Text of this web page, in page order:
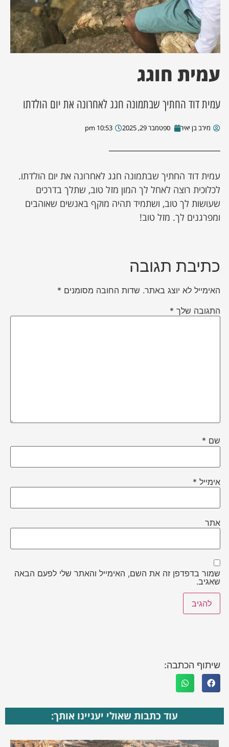
מסע מלחמה
השבוע
מקומית
עסקים
עמית חוגג
עמית דוד החתיך שבתמונה חגג לאחרונה את יום הולדתו
מירב בן יאיר ספטמבר 29, 2025 10:53 pm
עמית דוד החתיך שבתמונה חגג לאחרונה את יום הולדתו.
לכלוכית רוצה לאחל לך המון מזל טוב, שתלך בדרכים
שעושות לך טוב, ושתמיד תהיה מוקף באנשים שאוהבים
ומפרגנים לך. מזל טוב!
כתיבת תגובה
האימייל לא יוצג באתר. שדות החובה מסומנים *
התגובה שלך *
שם *
אימייל *
אתר
שמור בדפדפן זה את השם, האימייל והאתר שלי לפעם הבאה
שאגיב.
שיתוף הכתבה:
עוד כתבות שאולי יעניינו אותך: